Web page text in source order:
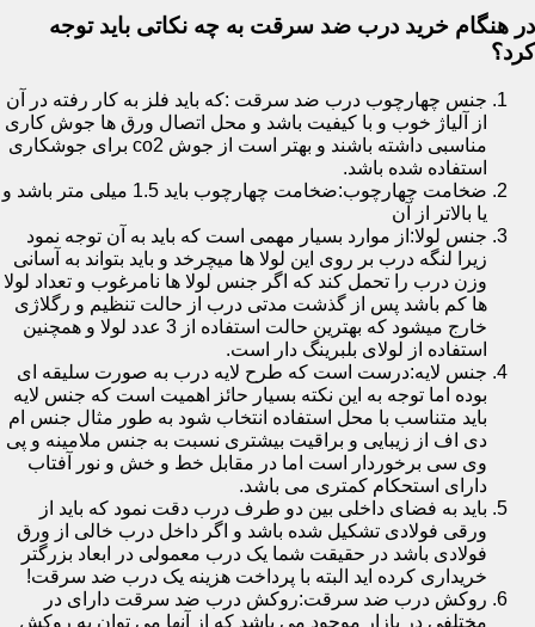
در هنگام خرید درب ضد سرقت به چه نکاتی باید توجه
کرد؟
جنس چهارچوب درب ضد سرقت :که باید فلز به کار رفته در آن
از آلیاژ خوب و با کیفیت باشد و محل اتصال ورق ها جوش کاری
مناسبی داشته باشند و بهتر است از جوش co2 برای جوشکاری
استفاده شده باشد.
ضخامت چهارچوب:ضخامت چهارچوب باید 1.5 میلی متر باشد و
یا بالاتر از آن
جنس لولا:از موارد بسیار مهمی است که باید به آن توجه نمود
زیرا لنگه درب بر روی این لولا ها میچرخد و باید بتواند به آسانی
وزن درب را تحمل کند که اگر جنس لولا ها نامرغوب و تعداد لولا
ها کم باشد پس از گذشت مدتی درب از حالت تنظیم و رگلاژی
خارج میشود که بهترین حالت استفاده از 3 عدد لولا و همچنین
استفاده از لولای بلبرینگ دار است.
جنس لایه:درست است که طرح لایه درب به صورت سلیقه ای
بوده اما توجه به این نکته بسیار حائز اهمیت است که جنس لایه
باید متناسب با محل استفاده انتخاب شود به طور مثال جنس ام
دی اف از زیبایی و براقیت بیشتری نسبت به جنس ملامینه و پی
وی سی برخوردار است اما در مقابل خط و خش و نور آفتاب
دارای استحکام کمتری می باشد.
باید به فضای داخلی بین دو طرف درب دقت نمود که باید از
ورقی فولادی تشکیل شده باشد و اگر داخل درب خالی از ورق
فولادی باشد در حقیقت شما یک درب معمولی در ابعاد بزرگتر
خریداری کرده اید البته با پرداخت هزینه یک درب ضد سرقت!
روکش درب ضد سرقت:روکش درب ضد سرقت دارای در
مختلفی در بازار موجود می باشد که از آنها می توان به روکش